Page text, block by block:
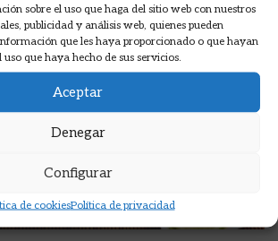
sobre el uso que haga del sitio web con nuestros
publicidad y análisis web, quienes pueden
que les haya proporcionado o que hayan
que haya hecho de sus servicios.
Aceptar
Denegar
Configurar
de cookiesPolítica de privacidad